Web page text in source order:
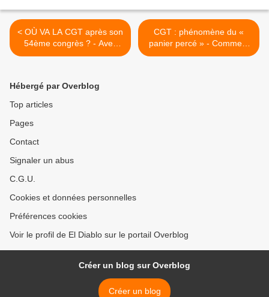
< OÙ VA LA CGT après son
54ème congrès ? - Avec
Jean-Pierre Page, Axel
CGT : phénomène du «
panier percé » - Comment
recruter de nouveaux
Hébergé par Overblog
Top articles
Pages
Contact
Signaler un abus
C.G.U.
Cookies et données personnelles
Préférences cookies
Voir le profil de El Diablo sur le portail Overblog
Créer un blog sur Overblog
Créer un blog